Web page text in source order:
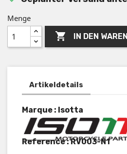
Menge
 IN DEN
Artikeldetails
Marque : Isotta
Reference :RV003-N1